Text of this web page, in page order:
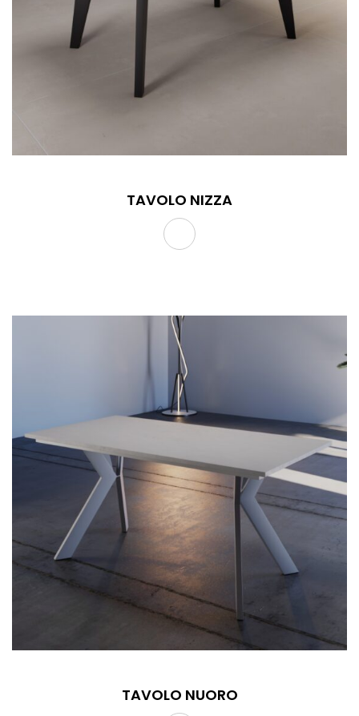
TAVOLO NIZZA
TAVOLO NUORO